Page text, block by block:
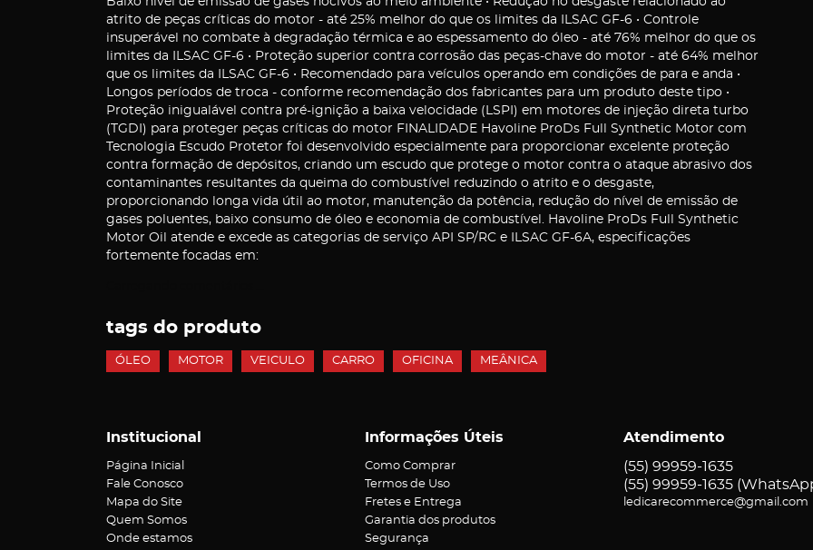
atrito de peças críticas do motor - até 25% melhor do que os limites da ILSAC GF-6 • Controle
insuperável no combate à degradação térmica e ao espessamento do óleo - até 76% melhor do que os
limites da ILSAC GF-6 • Proteção superior contra corrosão das peças-chave do motor - até 64% melhor
que os limites da ILSAC GF-6 • Recomendado para veículos operando em condições de para e anda •
Longos períodos de troca - conforme recomendação dos fabricantes para um produto deste tipo •
Proteção inigualável contra pré-ignição a baixa velocidade (LSPI) em motores de injeção direta turbo
(TGDI) para proteger peças críticas do motor FINALIDADE Havoline ProDs Full Synthetic Motor com
Tecnologia Escudo Protetor foi desenvolvido especialmente para proporcionar excelente proteção
contra formação de depósitos, criando um escudo que protege o motor contra o ataque abrasivo dos
contaminantes resultantes da queima do combustível reduzindo o atrito e o desgaste,
proporcionando longa vida útil ao motor, manutenção da potência, redução do nível de emissão de
gases poluentes, baixo consumo de óleo e economia de combustível. Havoline ProDs Full Synthetic
Motor Oil atende e excede as categorias de serviço API SP/RC e ILSAC GF-6A, especificações
fortemente focadas em:
tags do produto
ÓLEO MOTOR VEICULO CARRO OFICINA MEÂNICA
Institucional
Página Inicial
Fale Conosco
Mapa do Site
Quem Somos
Onde estamos
Informações Úteis
Como Comprar
Termos de Uso
Fretes e Entrega
Garantia dos produtos
Segurança
Atendimento
(55) 99959-1635
(55) 99959-1635
ledicarecommerce@gmail.com